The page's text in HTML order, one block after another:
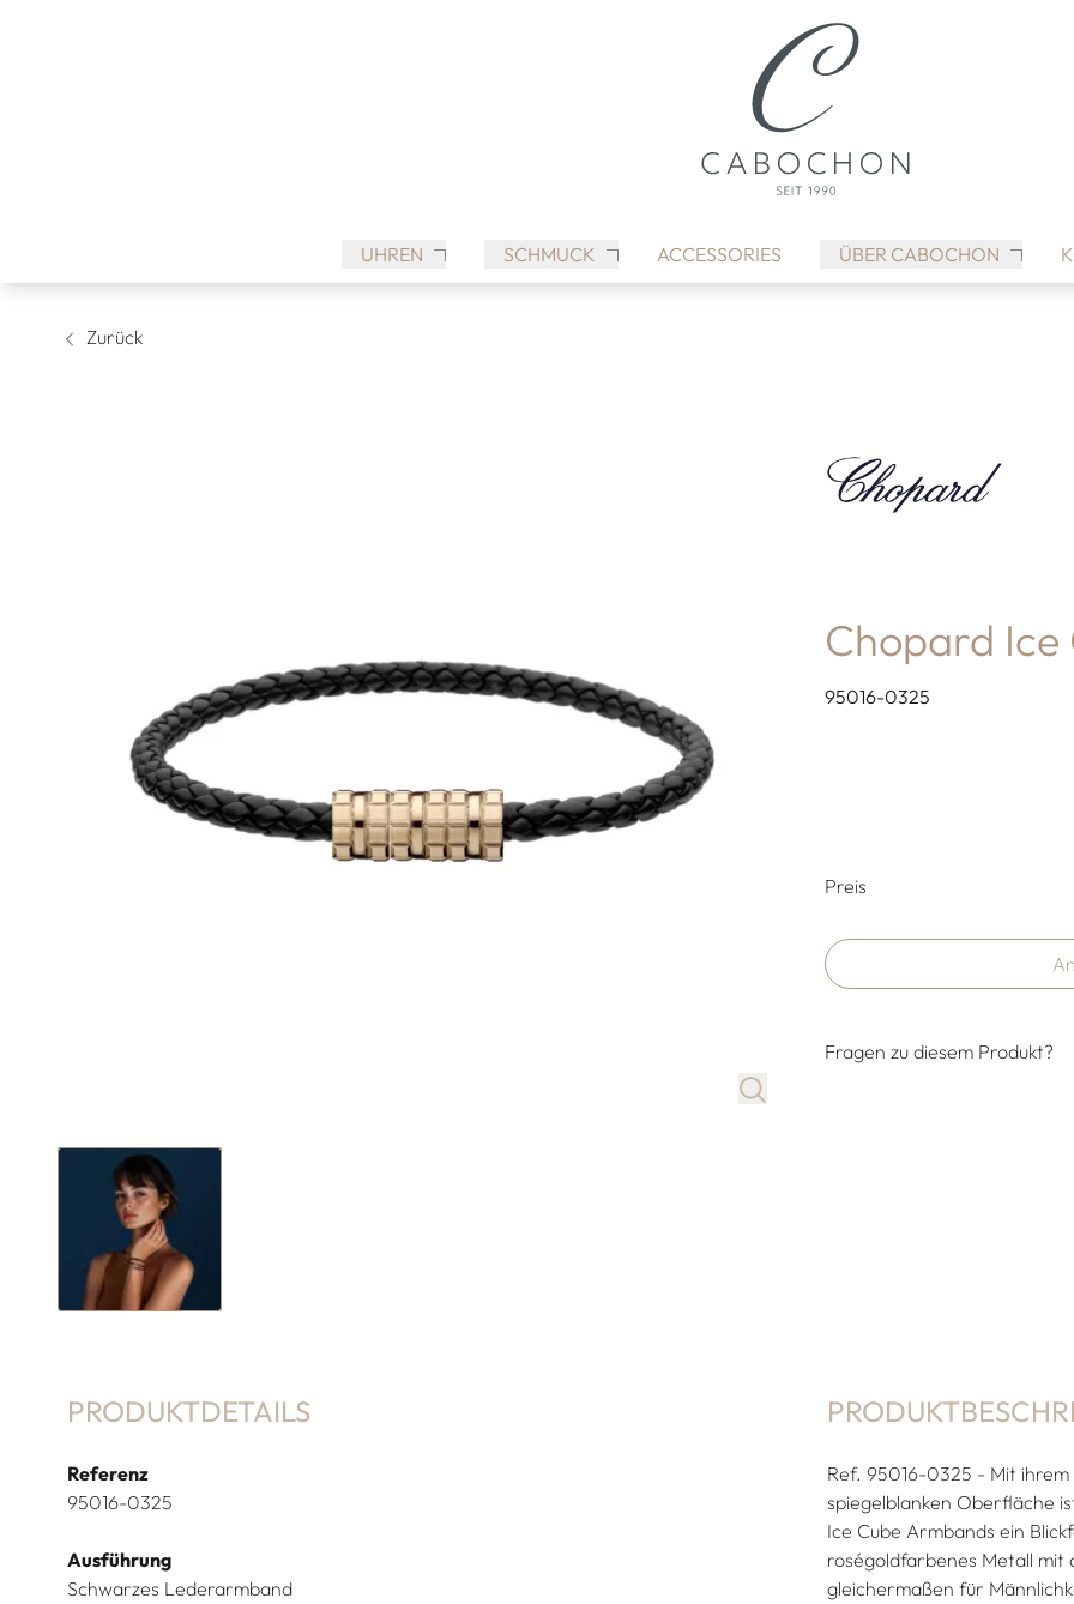
UHREN SCHMUCK ACCESSORIES ÜBER CABOCHON
Zurück
Chopard
95016-0325
Preis
Fragen zu diesem Produkt?
PRODUKTDETAILS
Referenz
95016-0325
Ausführung
Schwarzes Lederarmband
Ref. 95016-0325 - Mit
spiegelblanken Oberfläche
Ice Cube Armbands ein
roségoldfarbenes Metall
gleichermaßen für